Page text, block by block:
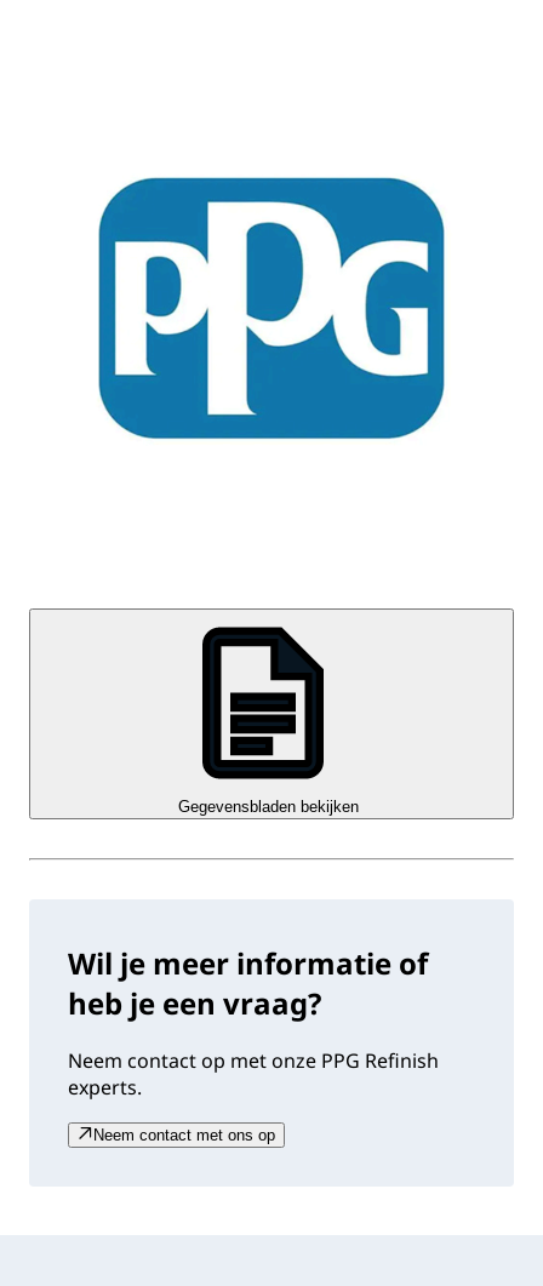
Gegevensbladen bekijken
Wil je meer informatie of
heb je een vraag?
Neem contact op met onze PPG Refinish
experts.
Neem contact met ons op